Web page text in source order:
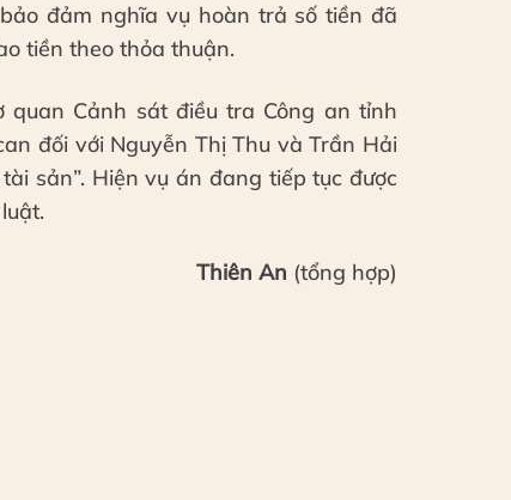
đảm nghĩa vụ hoàn trả số tiền đã
tiền theo thỏa thuận.
quan Cảnh sát điều tra Công an tỉnh
đối với Nguyễn Thị Thu và Trần Hải
sản”. Hiện vụ án đang tiếp tục được
Thiên An (tổng hợp)